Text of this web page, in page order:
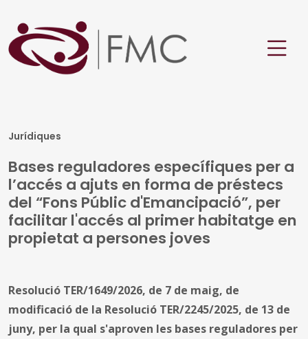
Jurídiques
Bases reguladores específiques per a
l’accés a ajuts en forma de préstecs
del “Fons Públic d'Emancipació”, per
facilitar l'accés al primer habitatge en
propietat a persones joves
Resolució TER/1649/2026, de 7 de maig, de
modificació de la Resolució TER/2245/2025, de 13 de
juny, per la qual s'aproven les bases reguladores per